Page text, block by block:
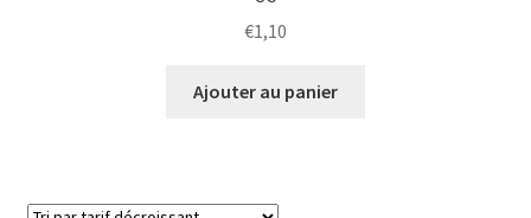
€1,10
Ajouter au panier